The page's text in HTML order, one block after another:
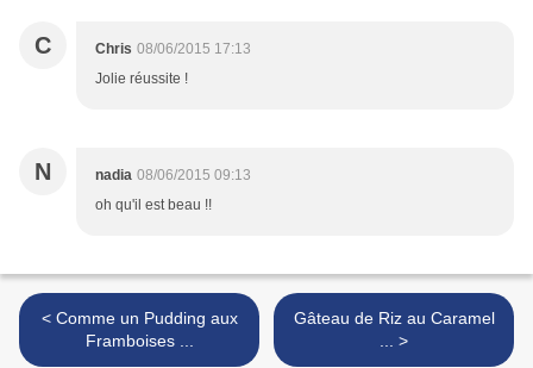
C Chris 08/06/2015 17:13
Jolie réussite !
N nadia 08/06/2015 09:13
oh qu'il est beau !!
< Comme un Pudding aux
Framboises ...
Gâteau de Riz au Caramel
... >